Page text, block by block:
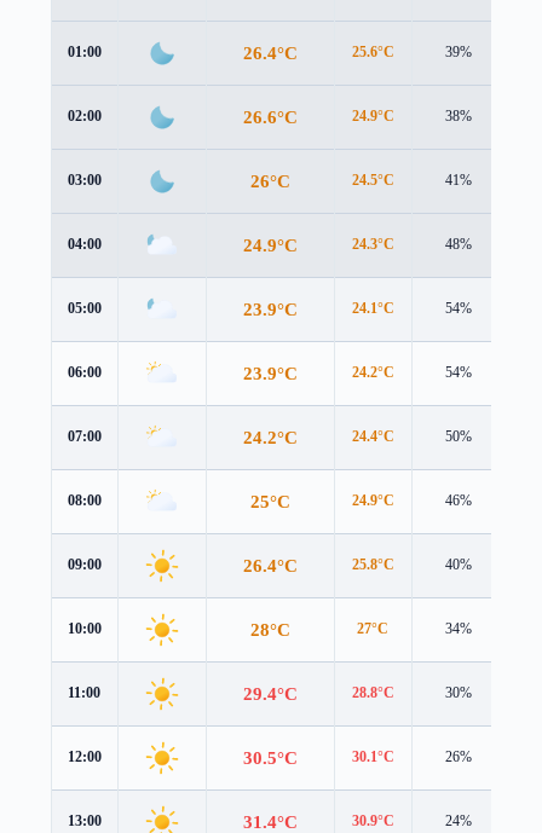
01:00 26.4°C 25.6°C 39%
02:00 26.6°C 24.9°C 38%
03:00 26°C 24.5°C 41%
04:00 24.9°C 24.3°C 48%
05:00 23.9°C 24.1°C 54%
06:00 23.9°C 24.2°C 54%
07:00 24.2°C 24.4°C 50%
08:00 25°C 24.9°C 46%
09:00 26.4°C 25.8°C 40%
10:00 28°C 27°C 34%
11:00 29.4°C 28.8°C 30%
12:00 30.5°C 30.1°C 26%
13:00 31.4°C 30.9°C 24%